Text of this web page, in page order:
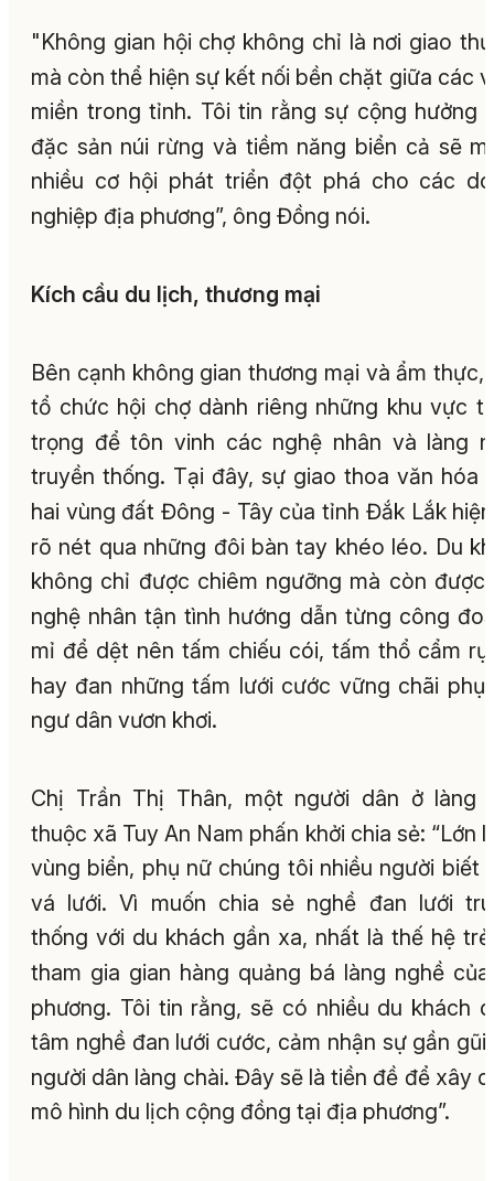
"Không gian hội chợ không chỉ là nơi giao
mà còn thể hiện sự kết nối bền chặt giữa các
miền trong tỉnh. Tôi tin rằng sự cộng hưởng
đặc sản núi rừng và tiềm năng biển cả sẽ
nhiều cơ hội phát triển đột phá cho các
nghiệp địa phương”, ông Đồng nói.
Kích cầu du lịch, thương mại
Bên cạnh không gian thương mại và ẩm thực,
tổ chức hội chợ dành riêng những khu vực
trọng để tôn vinh các nghệ nhân và làng
truyền thống. Tại đây, sự giao thoa văn hóa
hai vùng đất Đông - Tây của tỉnh Đắk Lắk
rõ nét qua những đôi bàn tay khéo léo. Du
không chỉ được chiêm ngưỡng mà còn được
nghệ nhân tận tình hướng dẫn từng công
mỉ để dệt nên tấm chiếu cói, tấm thổ cẩm
hay đan những tấm lưới cước vững chãi
ngư dân vươn khơi.
Chị Trần Thị Thân, một người dân ở làng
thuộc xã Tuy An Nam phấn khởi chia sẻ: “Lớn
vùng biển, phụ nữ chúng tôi nhiều người biết
vá lưới. Vì muốn chia sẻ nghề đan lưới
thống với du khách gần xa, nhất là thế hệ
tham gia gian hàng quảng bá làng nghề
phương. Tôi tin rằng, sẽ có nhiều du khách
tâm nghề đan lưới cước, cảm nhận sự gần gũi
người dân làng chài. Đây sẽ là tiền đề để xây
mô hình du lịch cộng đồng tại địa phương”.